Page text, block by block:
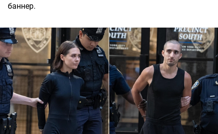
баннер.